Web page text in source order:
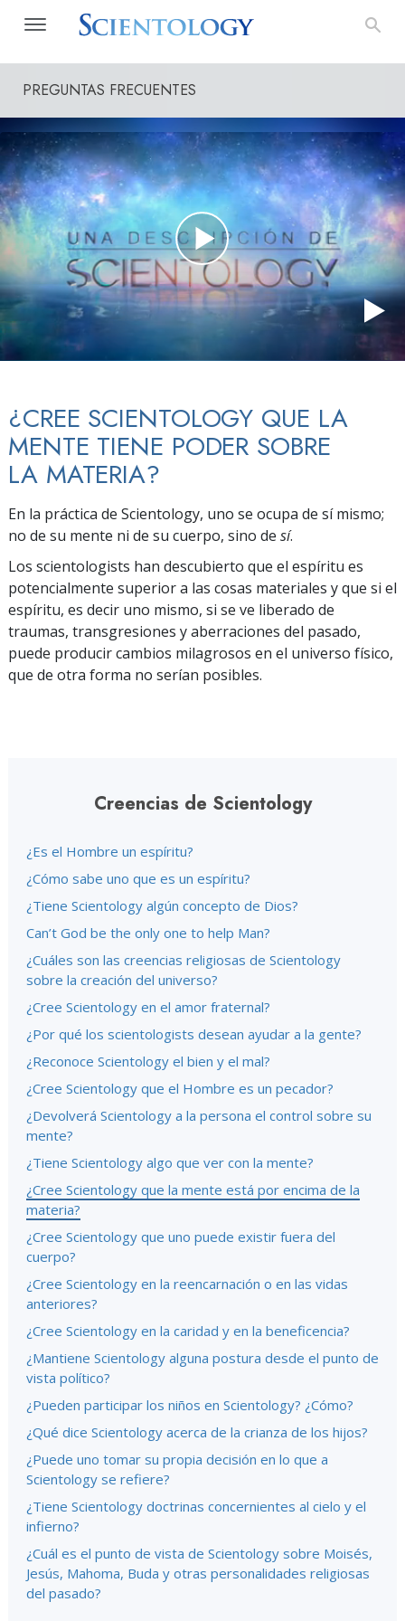
PREGUNTAS FRECUENTES
¿CREE SCIENTOLOGY QUE LA
MENTE TIENE PODER SOBRE
LA MATERIA?
En la práctica de Scientology, uno se ocupa de sí mismo;
no de su mente ni de su cuerpo, sino de sí.
Los scientologists han descubierto que el espíritu es
potencialmente superior a las cosas materiales y que si el
espíritu, es decir uno mismo, si se ve liberado de
traumas, transgresiones y aberraciones del pasado,
puede producir cambios milagrosos en el universo físico,
que de otra forma no serían posibles.
Creencias de Scientology
¿Es el Hombre un espíritu?
¿Cómo sabe uno que es un espíritu?
¿Tiene Scientology algún concepto de Dios?
Can’t God be the only one to help Man?
¿Cuáles son las creencias religiosas de Scientology
sobre la creación del universo?
¿Cree Scientology en el amor fraternal?
¿Por qué los scientologists desean ayudar a la gente?
¿Reconoce Scientology el bien y el mal?
¿Cree Scientology que el Hombre es un pecador?
¿Devolverá Scientology a la persona el control sobre su
mente?
¿Tiene Scientology algo que ver con la mente?
¿Cree Scientology que la mente está por encima de la
materia?
¿Cree Scientology que uno puede existir fuera del
cuerpo?
¿Cree Scientology en la reencarnación o en las vidas
anteriores?
¿Cree Scientology en la caridad y en la beneficencia?
¿Mantiene Scientology alguna postura desde el punto de
vista político?
¿Pueden participar los niños en Scientology? ¿Cómo?
¿Qué dice Scientology acerca de la crianza de los hijos?
¿Puede uno tomar su propia decisión en lo que a
Scientology se refiere?
¿Tiene Scientology doctrinas concernientes al cielo y el
infierno?
¿Cuál es el punto de vista de Scientology sobre Moisés,
Jesús, Mahoma, Buda y otras personalidades religiosas
del pasado?